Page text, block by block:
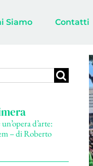
Siamo Contatti
d’arte:
– di Roberto